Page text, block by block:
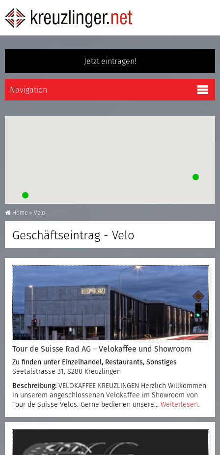
Jetzt eintragen!
Home » Velo
Geschäftseintrag - Velo
Tour de Suisse Rad AG – Velokaffee und Showroom
Zu finden unter Einzelhandel, Restaurants, Sonstiges
Seetalstrasse 31, 8280 Kreuzlingen
Beschreibung: VELOKAFFEE KREUZLINGEN Herzlich Willkommen
in unserem angeschlossenen Velokaffee im Showroom von
Tour de Suisse Velos. Gerne bedienen unsere… Weiterlesen..